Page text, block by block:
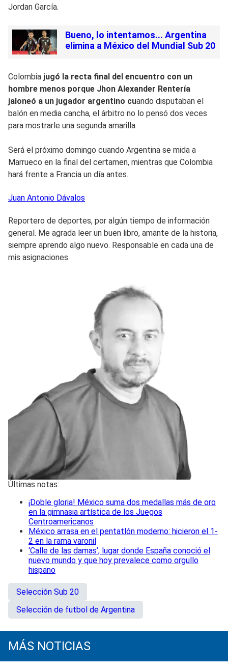
Jordan García.
Bueno, lo intentamos... Argentina
elimina a México del Mundial Sub 20
Colombia jugó la recta final del encuentro con un
hombre menos porque Jhon Alexander Rentería
jaloneó a un jugador argentino cuando disputaban el
balón en media cancha, el árbitro no lo pensó dos veces
para mostrarle una segunda amarilla.
Será el próximo domingo cuando Argentina se mida a
Marrueco en la final del certamen, mientras que Colombia
hará frente a Francia un día antes.
Juan Antonio Dávalos
Reportero de deportes, por algún tiempo de información
general. Me agrada leer un buen libro, amante de la historia,
siempre aprendo algo nuevo. Responsable en cada una de
mis asignaciones.
Últimas notas:
¡Doble gloria! México suma dos medallas más de oro
en la gimnasia artística de los Juegos
Centroamericanos
México arrasa en el pentatlón moderno: hicieron el 1-
2 en la rama varonil
‘Calle de las damas’, lugar donde España conoció el
nuevo mundo y que hoy prevalece como orgullo
hispano
Selección Sub 20
Selección de futbol de Argentina
MÁS NOTICIAS